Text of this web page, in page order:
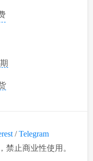
/Telegram
禁止商业性使用。